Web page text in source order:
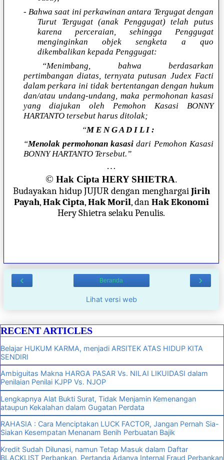
- Bahwa saat ini perkawinan antara Tergugat dengan
Turut Tergugat (anak Penggugat) telah putus
karena perceraian, sehingga Penggugat
menginginkan objek sengketa a quo
dikembalikan kepada Penggugat:
“Menimbang, bahwa berdasarkan
pertimbangan diatas, ternyata putusan Judex Facti
dalam perkara ini tidak bertentangan dengan hukum
dan/atau undang-undang, maka permohonan kasasi
yang diajukan oleh Pemohon Kasasi BONNY
HARTANTO tersebut harus ditolak;
“M E N G A D I L I :
“Menolak permohonan kasasi dari Pemohon Kasasi
BONNY HARTANTO Tersebut.”
…
© Hak Cipta HERY SHIETRA.
Budayakan hidup JUJUR dengan menghargaiJirih
Payah,Hak Cipta,Hak Moril, danHak Ekonomi
Hery Shietra selaku Penulis.
‹ ›
Beranda
Lihat versi web
RECENT ARTICLES
Belajar HUKUM KARMA, menjadi ARSITEK ATAS HIDUP KITA
SENDIRI
Ambiguitas Makna HARGA PASAR Vs. NILAI LIKUIDASI dalam
Penilaian Penilai KJPP Vs. NJOP
Lengkapnya Alat Bukti Surat, Tidak Menjamin Kemenangan
ataupun Kekalahan dalam Gugatan Perdata
RAHASIA : Cara Menciptakan LUCK FACTOR, Jangan Pernah Sia-
Siakan Kesempatan Menanam Benih Perbuatan Bajik
Kredit Sudah Dilunasi, namun Tetap Masuk dalam Daftar
BLACKLIST Perbankan, Pertanda Adanya Internal Fraud Perbankan